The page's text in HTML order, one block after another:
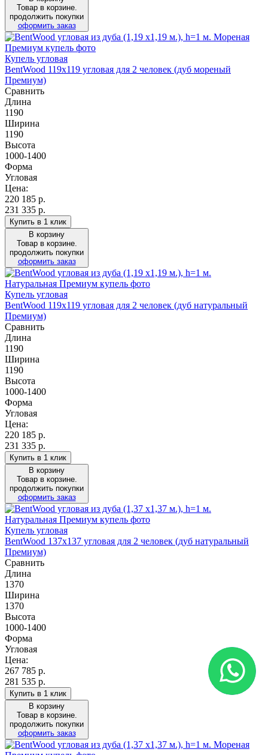
Товар в корзине.
продолжить покупки
оформить заказ
Купель угловая
BentWood 119х119 угловая для 2 человек (дуб мореный
Премиум)
Сравнить
Длина
1190
Ширина
1190
Высота
1000-1400
Форма
Угловая
Цена:
220 185 р.
231 335 р.
Купить в 1 клик
В корзину
Товар в корзине.
продолжить покупки
оформить заказ
Купель угловая
BentWood 119х119 угловая для 2 человек (дуб натуральный
Премиум)
Сравнить
Длина
1190
Ширина
1190
Высота
1000-1400
Форма
Угловая
Цена:
220 185 р.
231 335 р.
Купить в 1 клик
В корзину
Товар в корзине.
продолжить покупки
оформить заказ
Купель угловая
BentWood 137х137 угловая для 2 человек (дуб натуральный
Премиум)
Сравнить
Длина
1370
Ширина
1370
Высота
1000-1400
Форма
Угловая
Цена:
267 785 р.
281 535 р.
Купить в 1 клик
В корзину
Товар в корзине.
продолжить покупки
оформить заказ